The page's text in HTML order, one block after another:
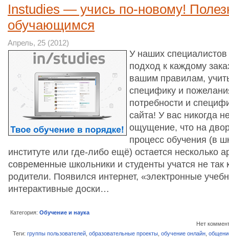
Instudies — учись по-новому!
обучающимся
Апрель, 25 (2012)
У наших
подход к каждому
вашим правилам,
специфику и
потребности и
сайта! У вас никогда
ощущение, что на
процесс обучения (в
институте или где-либо ещё) остается несколько
современные школьники и студенты учатся не так
родители. Появился интернет, «электронные
интерактивные доски…
Категория: Обучение и наука
Нет
Теги: группы пользователей образовательные проекты обучение онлайн